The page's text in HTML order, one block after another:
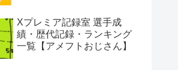
Xプレミア記録室 選手成
績・歴代記録・ランキング
一覧【アメフトおじさん】